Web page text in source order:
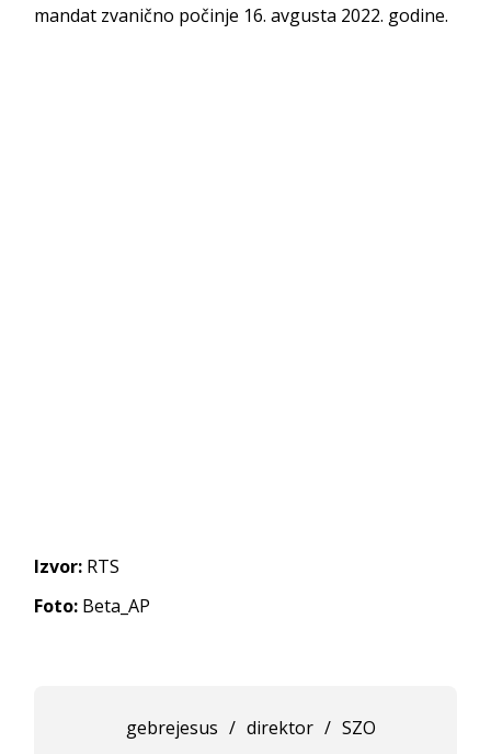
mandat zvanično počinje 16. avgusta 2022. godine.
Izvor: RTS
Foto: Beta_AP
gebrejesus / direktor / SZO